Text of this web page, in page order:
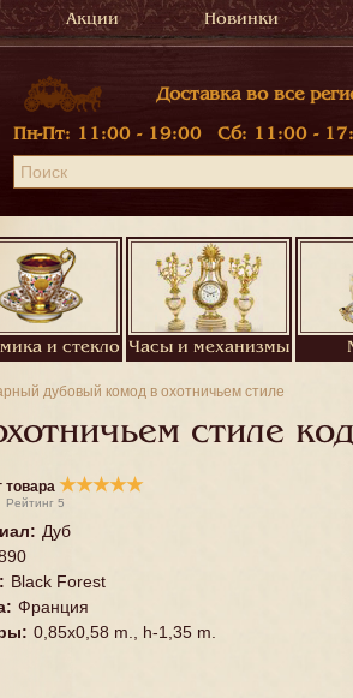
Акции Новинки
Доставка во все
Пн-Пт: 11:00 - 19:00 Сб: 11:00 -
и стекло Часы и механизмы
дубовый комод в охотничьем стиле
стиле
товара ★★★★★
Рейтинг 5
: Дуб
: Black Forest
: Франция
: 0,85x0,58 m., h-1,35 m.